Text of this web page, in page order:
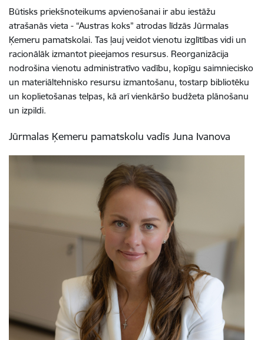
Būtisks priekšnoteikums apvienošanai ir abu iestāžu
atrašanās vieta - “Austras koks” atrodas līdzās Jūrmalas
Ķemeru pamatskolai. Tas ļauj veidot vienotu izglītības vidi un
racionālāk izmantot pieejamos resursus. Reorganizācija
nodrošina vienotu administratīvo vadību, kopīgu saimniecisko
un materiāltehnisko resursu izmantošanu, tostarp bibliotēku
un koplietošanas telpas, kā arī vienkāršo budžeta plānošanu
un izpildi.
Jūrmalas Ķemeru pamatskolu vadīs Juna Ivanova